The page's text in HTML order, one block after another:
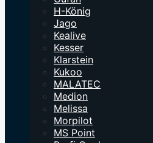
H-König
Jago
Kealive
Kesser
Klarstein
Kukoo
MALATEC
Medion
Melissa
Morpilot
MS Point